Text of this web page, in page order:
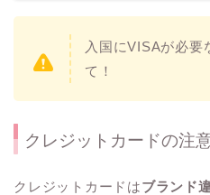
入国にVISAが必要
て！
クレジットカードの注
クレジットカードはブランド